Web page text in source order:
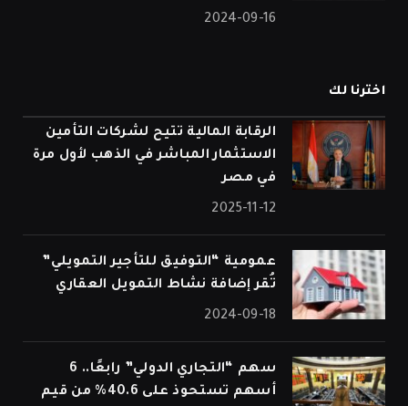
2024-09-16
اخترنا لك
الرقابة المالية تتيح لشركات التأمين
الاستثمار المباشر في الذهب لأول مرة
في مصر
2025-11-12
عمومية “التوفيق للتأجير التمويلي”
تُقر إضافة نشاط التمويل العقاري
2024-09-18
سهم “التجاري الدولي” رابعًا.. 6
أسهم تستحوذ على 40.6% من قيم